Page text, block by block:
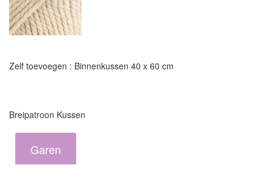
Zelf toevoegen : Binnenkussen 40 x 60 cm
Breipatroon Kussen
Garen